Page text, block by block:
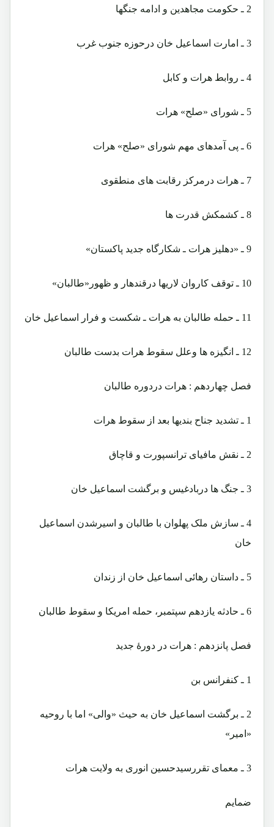
2 ـ حکومت مجاهدین و ادامه جنگها
3 ـ امارت اسماعیل خان درحوزه جنوب غرب
4 ـ روابط هرات و کابل
5 ـ شورای «صلح» هرات
6 ـ پی آمدهای مهم شورای «صلح» هرات
7 ـ هرات درمرکز رقابت های منطقوی
8 ـ کشمکش قدرت ها
9 ـ «دهلیز هرات ـ شکارگاه جدید پاکستان»
10 ـ توقف کاروان لاریها درقندهار و ظهور«طالبان»
11 ـ حمله طالبان به هرات ـ شکست و فرار اسماعیل خان
12 ـ انگیزه ها وعلل سقوط هرات بدست طالبان
فصل چهاردهم : هرات دردوره طالبان
1 ـ تشدید جناح بندیها بعد از سقوط هرات
2 ـ نقش مافیای ترانسپورت و قاچاق
3 ـ جنگ ها دربادغیس و برگشت اسماعیل خان
4 ـ سازش ملک پهلوان با طالبان و اسیرشدن اسماعیل
خان
5 ـ داستان رهائی اسماعیل خان از زندان
6 ـ حادثه یازدهم سپتمبر، حمله امریکا و سقوط طالبان
فصل پانزدهم : هرات در دورۀ جدید
1 ـ کنفرانس بن
2 ـ برگشت اسماعیل خان به حیث «والی» اما با روحیه
«امیر»
3 ـ معمای تقررسیدحسین انوری به ولایت هرات
ضمایم